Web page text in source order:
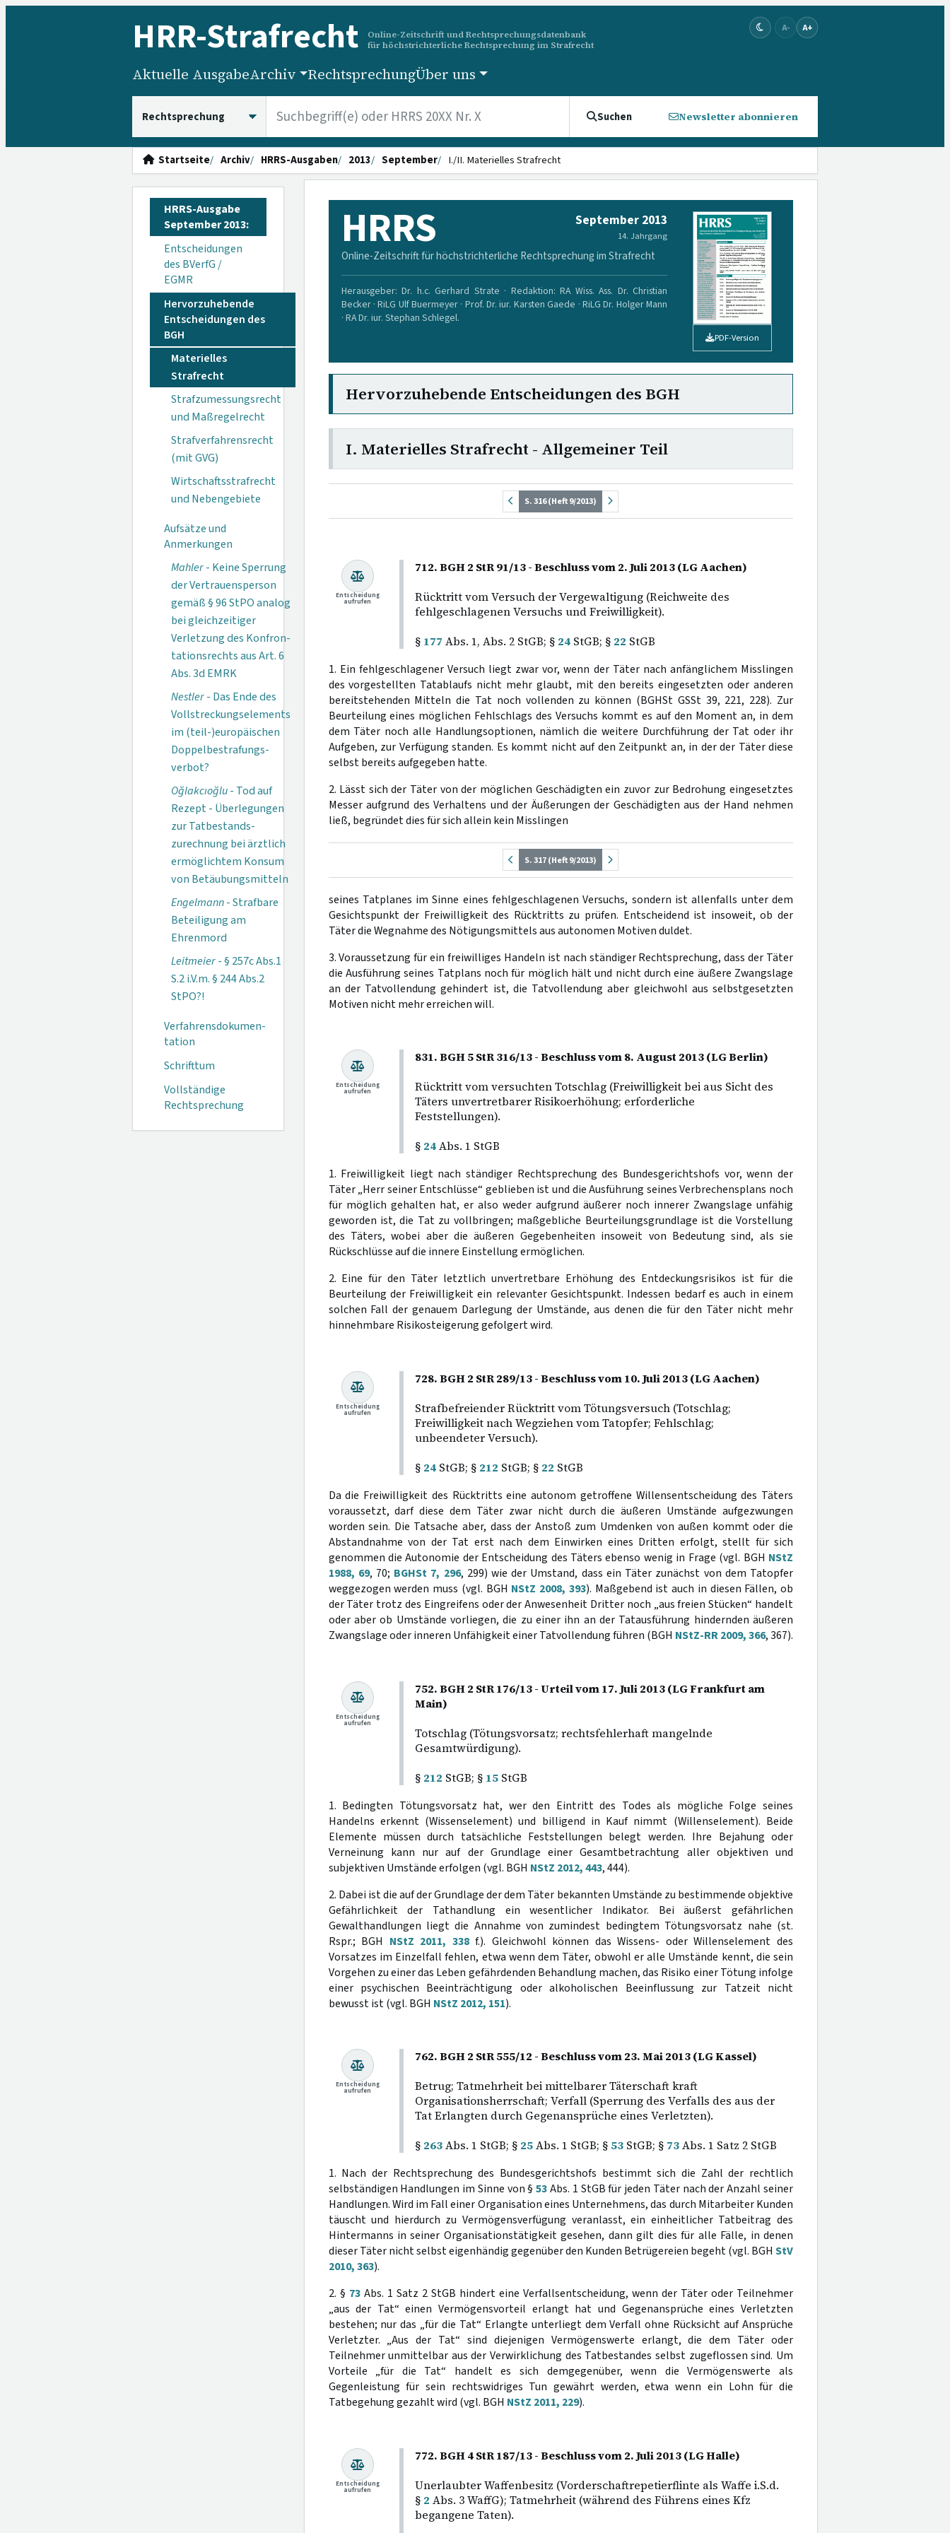
HRR-Strafrecht
Online-Zeitschrift und Rechtsprechungsdatenbank
für höchstrichterliche Rechtsprechung im Strafrecht
A- A+
Aktuelle AusgabeArchiv RechtsprechungÜber uns
Suchen Newsletter abonnieren
Startseite Archiv HRRS-Ausgaben 2013 September I./II. Materielles Strafrecht
HRRS-Ausgabe
September 2013:
Entscheidungen
des BVerfG /
EGMR
Hervorzuhebende
Entscheidungen des
BGH
Materielles
Strafrecht
Strafzumessungsrecht
und Maßregelrecht
Strafverfahrensrecht
(mit GVG)
Wirtschaftsstrafrecht
und Nebengebiete
Aufsätze und
Anmerkungen
Mahler- Keine Sperrung
der Vertrauensperson
gemäß § 96 StPO analog
bei gleichzeitiger
Verletzung des Kon­fron­
tations­rechts aus Art. 6
Abs. 3d EMRK
Nestler- Das Ende des
Vollstreckungselements
im (teil-)europäischen
Doppelbestrafungs­
verbot?
Oğlakcıoğlu- Tod auf
Rezept - Überlegungen
zur Tatbestands­
zurechnung bei ärztlich
ermöglichtem Konsum
von Betäubungs­mitteln
Engelmann- Strafbare
Beteiligung am
Ehrenmord
Leitmeier- § 257c Abs.1
S.2 i.V.m. § 244 Abs.2
StPO?!
Verfahrensdokumen­
tation
Schrifttum
Vollständige
Rechtsprechung
HRRS September 2013
14. Jahrgang
Online-Zeitschrift für höchstrichterliche Rechtsprechung im Strafrecht
Herausgeber: Dr. h.c. Gerhard Strate · Redaktion: RA Wiss. Ass. Dr. Christian
Becker · RiLG Ulf Buermeyer · Prof. Dr. iur. Karsten Gaede · RiLG Dr. Holger Mann
· RA Dr. iur. Stephan Schlegel.
PDF-Version
Hervorzuhebende Entscheidungen des BGH
I. Materielles Strafrecht - Allgemeiner Teil
S. 316 (Heft 9/2013)
712. BGH 2 StR 91/13 - Beschluss vom 2. Juli 2013 (LG Aachen)
Rücktritt vom Versuch der Vergewaltigung (Reichweite des
fehlgeschlagenen Versuchs und Freiwilligkeit).
§ 177 Abs. 1, Abs. 2 StGB; § 24StGB; § 22 StGB
Entscheidung
aufrufen
1. Ein fehlgeschlagener Versuch liegt zwar vor, wenn der Täter nach anfänglichem Misslingen
des vorgestellten Tatablaufs nicht mehr glaubt, mit den bereits eingesetzten oder anderen
bereitstehenden Mitteln die Tat noch vollenden zu können (BGHSt GSSt 39, 221, 228). Zur
Beurteilung eines möglichen Fehlschlags des Versuchs kommt es auf den Moment an, in dem
dem Täter noch alle Handlungsoptionen, nämlich die weitere Durchführung der Tat oder ihr
Aufgeben, zur Verfügung standen. Es kommt nicht auf den Zeitpunkt an, in der der Täter diese
selbst bereits aufgegeben hatte.
2. Lässt sich der Täter von der möglichen Geschädigten ein zuvor zur Bedrohung eingesetztes
Messer aufgrund des Verhaltens und der Äußerungen der Geschädigten aus der Hand nehmen
ließ, begründet dies für sich allein kein Misslingen
S. 317 (Heft 9/2013)
seines Tatplanes im Sinne eines fehlgeschlagenen Versuchs, sondern ist allenfalls unter dem
Gesichtspunkt der Freiwilligkeit des Rücktritts zu prüfen. Entscheidend ist insoweit, ob der
Täter die Wegnahme des Nötigungsmittels aus autonomen Motiven duldet.
3. Voraussetzung für ein freiwilliges Handeln ist nach ständiger Rechtsprechung, dass der Täter
die Ausführung seines Tatplans noch für möglich hält und nicht durch eine äußere Zwangslage
an der Tatvollendung gehindert ist, die Tatvollendung aber gleichwohl aus selbstgesetzten
Motiven nicht mehr erreichen will.
831. BGH 5 StR 316/13 - Beschluss vom 8. August 2013 (LG Berlin)
Rücktritt vom versuchten Totschlag (Freiwilligkeit bei aus Sicht des
Täters unvertretbarer Risikoerhöhung; erforderliche
Feststellungen).
§ 24Abs. 1 StGB
Entscheidung
aufrufen
1. Freiwilligkeit liegt nach ständiger Rechtsprechung des Bundesgerichtshofs vor, wenn der
Täter „Herr seiner Entschlüsse“ geblieben ist und die Ausführung seines Verbrechensplans noch
für möglich gehalten hat, er also weder aufgrund äußerer noch innerer Zwangslage unfähig
geworden ist, die Tat zu vollbringen; maßgebliche Beurteilungsgrundlage ist die Vorstellung
des Täters, wobei aber die äußeren Gegebenheiten insoweit von Bedeutung sind, als sie
Rückschlüsse auf die innere Einstellung ermöglichen.
2. Eine für den Täter letztlich unvertretbare Erhöhung des Entdeckungsrisikos ist für die
Beurteilung der Freiwilligkeit ein relevanter Gesichtspunkt. Indessen bedarf es auch in einem
solchen Fall der genauem Darlegung der Umstände, aus denen die für den Täter nicht mehr
hinnehmbare Risikosteigerung gefolgert wird.
728. BGH 2 StR 289/13 - Beschluss vom 10. Juli 2013 (LG Aachen)
Strafbefreiender Rücktritt vom Tötungsversuch (Totschlag;
Freiwilligkeit nach Wegziehen vom Tatopfer; Fehlschlag;
unbeendeter Versuch).
§ 24StGB; § 212 StGB; § 22 StGB
Entscheidung
aufrufen
Da die Freiwilligkeit des Rücktritts eine autonom getroffene Willensentscheidung des Täters
voraussetzt, darf diese dem Täter zwar nicht durch die äußeren Umstände aufgezwungen
worden sein. Die Tatsache aber, dass der Anstoß zum Umdenken von außen kommt oder die
Abstandnahme von der Tat erst nach dem Einwirken eines Dritten erfolgt, stellt für sich
genommen die Autonomie der Entscheidung des Täters ebenso wenig in Frage (vgl. BGH NStZ
1988, 69, 70; BGHSt 7, 296, 299) wie der Umstand, dass ein Täter zunächst von dem Tatopfer
weggezogen werden muss (vgl. BGH NStZ 2008, 393). Maßgebend ist auch in diesen Fällen, ob
der Täter trotz des Eingreifens oder der Anwesenheit Dritter noch „aus freien Stücken“ handelt
oder aber ob Umstände vorliegen, die zu einer ihn an der Tatausführung hindernden äußeren
Zwangslage oder inneren Unfähigkeit einer Tatvollendung führen (BGH NStZ-RR 2009, 366, 367).
752. BGH 2 StR 176/13 - Urteil vom 17. Juli 2013 (LG Frankfurt am
Main)
Totschlag (Tötungsvorsatz; rechtsfehlerhaft mangelnde
Gesamtwürdigung).
§ 212 StGB; § 15StGB
Entscheidung
aufrufen
1. Bedingten Tötungsvorsatz hat, wer den Eintritt des Todes als mögliche Folge seines
Handelns erkennt (Wissenselement) und billigend in Kauf nimmt (Willenselement). Beide
Elemente müssen durch tatsächliche Feststellungen belegt werden. Ihre Bejahung oder
Verneinung kann nur auf der Grundlage einer Gesamtbetrachtung aller objektiven und
subjektiven Umstände erfolgen (vgl. BGH NStZ 2012, 443, 444).
2. Dabei ist die auf der Grundlage der dem Täter bekannten Umstände zu bestimmende objektive
Gefährlichkeit der Tathandlung ein wesentlicher Indikator. Bei äußerst gefährlichen
Gewalthandlungen liegt die Annahme von zumindest bedingtem Tötungsvorsatz nahe (st.
Rspr.; BGH NStZ 2011, 338f.). Gleichwohl können das Wissens- oder Willenselement des
Vorsatzes im Einzelfall fehlen, etwa wenn dem Täter, obwohl er alle Umstände kennt, die sein
Vorgehen zu einer das Leben gefährdenden Behandlung machen, das Risiko einer Tötung infolge
einer psychischen Beeinträchtigung oder alkoholischen Beeinflussung zur Tatzeit nicht
bewusst ist (vgl. BGH NStZ 2012, 151).
762. BGH 2 StR 555/12 - Beschluss vom 23. Mai 2013 (LG Kassel)
Betrug; Tatmehrheit bei mittelbarer Täterschaft kraft
Organisationsherrschaft; Verfall (Sperrung des Verfalls des aus der
Tat Erlangten durch Gegenansprüche eines Verletzten).
§ 263Abs. 1 StGB; § 25Abs. 1 StGB; § 53StGB; § 73Abs. 1 Satz 2 StGB
Entscheidung
aufrufen
1. Nach der Rechtsprechung des Bundesgerichtshofs bestimmt sich die Zahl der rechtlich
selbständigen Handlungen im Sinne von §53Abs. 1 StGB für jeden Täter nach der Anzahl seiner
Handlungen. Wird im Fall einer Organisation eines Unternehmens, das durch Mitarbeiter Kunden
täuscht und hierdurch zu Vermögensverfügung veranlasst, ein einheitlicher Tatbeitrag des
Hintermanns in seiner Organisationstätigkeit gesehen, dann gilt dies für alle Fälle, in denen
dieser Täter nicht selbst eigenhändig gegenüber den Kunden Betrügereien begeht (vgl. BGH StV
2010, 363).
2. § 73Abs. 1 Satz 2 StGB hindert eine Verfallsentscheidung, wenn der Täter oder Teilnehmer
„aus der Tat“ einen Vermögensvorteil erlangt hat und Gegenansprüche eines Verletzten
bestehen; nur das „für die Tat“ Erlangte unterliegt dem Verfall ohne Rücksicht auf Ansprüche
Verletzter. „Aus der Tat“ sind diejenigen Vermögenswerte erlangt, die dem Täter oder
Teilnehmer unmittelbar aus der Verwirklichung des Tatbestandes selbst zugeflossen sind. Um
Vorteile „für die Tat“ handelt es sich demgegenüber, wenn die Vermögenswerte als
Gegenleistung für sein rechtswidriges Tun gewährt werden, etwa wenn ein Lohn für die
Tatbegehung gezahlt wird (vgl. BGH NStZ 2011, 229).
772. BGH 4 StR 187/13 - Beschluss vom 2. Juli 2013 (LG Halle)
Unerlaubter Waffenbesitz (Vorderschaftrepetierflinte als Waffe i.S.d.
§ 2 Abs. 3 WaffG); Tatmehrheit (während des Führens eines Kfz
begangene Taten).
Entscheidung
aufrufen